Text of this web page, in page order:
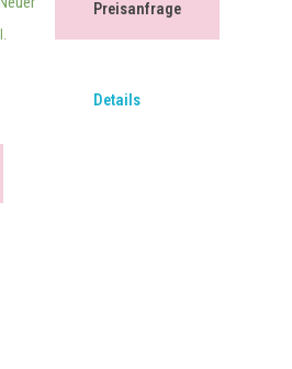
Preisanfrage
Details